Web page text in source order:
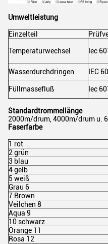
Umweltleistung
Einzelteil
Temperaturwechsel Iec
Wasserdurchdringen
IEC
Füllmassefluß
Iec
Standardtrommellänge
2000m/drum, 4000m/drum u.
Faserfarbe
1 rot
2 grün
3 blau
4 gelb
5 weiß
Grau 6
7 Brown
Veilchen 8
Aqua 9
10 schwarz
Orange 11
Rosa 12